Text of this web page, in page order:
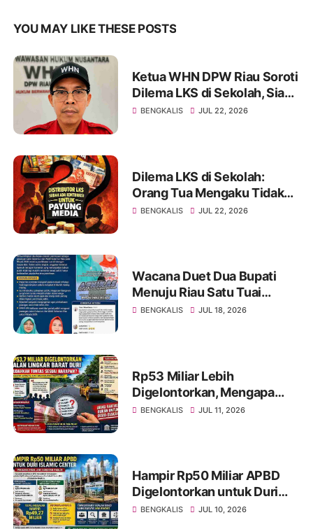
YOU MAY LIKE THESE POSTS
Ketua WHN DPW Riau Soroti
Dilema LKS di Sekolah, Siap
Tindak Lanjuti hingga
BENGKALIS JUL 22, 2026
Dilema LKS di Sekolah:
Orang Tua Mengaku Tidak
Diwajibkan, Namun Merasa
BENGKALIS JUL 22, 2026
Wacana Duet Dua Bupati
Menuju Riau Satu Tuai
Sorotan, Netizen Ingatkan
BENGKALIS JUL 18, 2026
Rp53 Miliar Lebih
Digelontorkan, Mengapa
Jalan Lingkar Barat Duri
BENGKALIS JUL 11, 2026
Hampir Rp50 Miliar APBD
Digelontorkan untuk Duri
Islamic Center, Kondisi
BENGKALIS JUL 10, 2026